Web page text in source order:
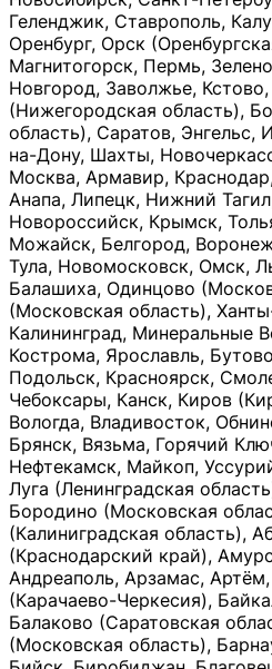
Геленджик, Ставрополь,
Оренбург, Орск
Магнитогорск, Пермь,
Новгород, Заволжье, Кстово,
(Нижегородская область),
область), Саратов,
на-Дону, Шахты,
Москва, Армавир,
Анапа, Липецк, Нижний
Новороссийск, Крымск,
Можайск, Белгород,
Тула, Новомосковск, Омск,
Балашиха, Одинцово
(Московская область),
Калининград, Минеральные
Кострома, Ярославль,
Подольск, Красноярск,
Чебоксары, Канск, Киров
Вологда, Владивосток,
Брянск, Вязьма, Горячий
Нефтекамск, Майкоп,
Луга (Ленинградская
Бородино (Московская
(Калиниградская область),
(Краснодарский край),
Андреаполь, Арзамас,
(Карачаево-Черкесия),
Балаково (Саратовская
(Московская область),